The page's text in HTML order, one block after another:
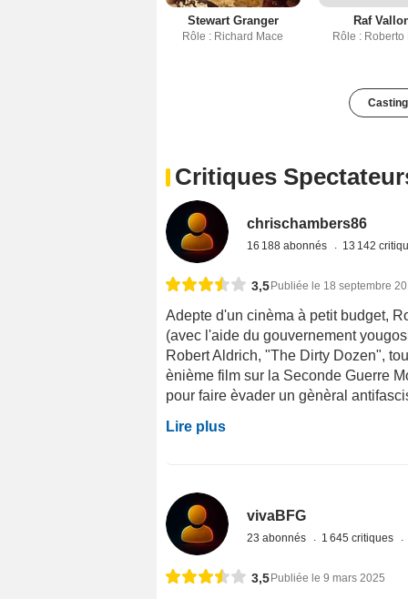
Stewart Granger
Rôle : Richard Mace
Raf
Rôle : Roberto
Critiques
chrischambers86
16 188 abonnés 13 142
3,5 Publiée le 18 septembre
Adepte d'un cinèma à petit budget,
(avec l'aide du gouvernement
Robert Aldrich, "The Dirty Dozen",
ènième film sur la Seconde Guerre
pour faire èvader un gènèral
Lire plus
vivaBFG
23 abonnés 1 645 critiques
3,5 Publiée le 9 mars 2025